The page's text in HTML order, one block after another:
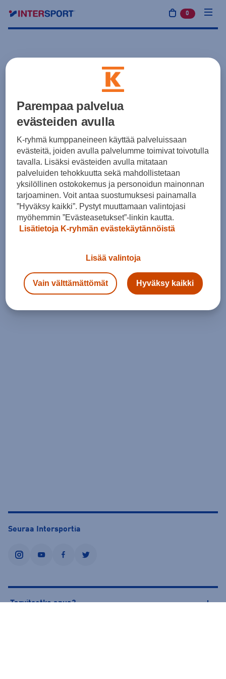
0 tuotetta
Seuraa Intersportia
instagramyoutubefacebooktwitter
Tarvitsetko apua?
Parempaa palvelua
evästeiden avulla
K-ryhmä kumppaneineen käyttää palveluissaan
evästeitä, joiden avulla palvelumme toimivat toivotulla
tavalla. Lisäksi evästeiden avulla mitataan
palveluiden tehokkuutta sekä mahdollistetaan
yksilöllinen ostokokemus ja personoidun mainonnan
tarjoaminen. Voit antaa suostumuksesi painamalla
”Hyväksy kaikki”. Pystyt muuttamaan valintojasi
myöhemmin ”Evästeasetukset”-linkin kautta.
Lisätietoja K-ryhmän evästekäytännöistä
Lisää valintoja
Vain välttämättömät Hyväksy kaikki